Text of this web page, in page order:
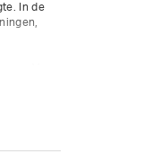
In de